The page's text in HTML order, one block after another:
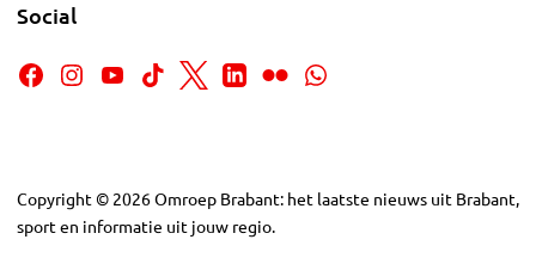
Social
Copyright © 2026Omroep Brabant: het laatste nieuws uit Brabant,
sport en informatie uit jouw regio.